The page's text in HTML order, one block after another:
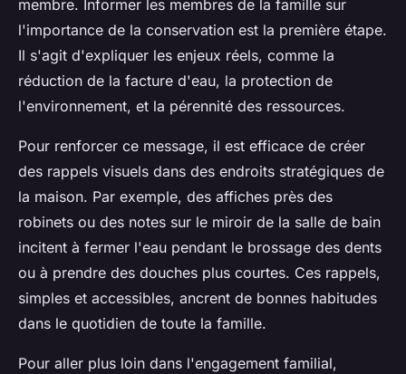
membre. Informer les membres de la famille sur
l'importance de la conservation est la première étape.
Il s'agit d'expliquer les enjeux réels, comme la
réduction de la facture d'eau, la protection de
l'environnement, et la pérennité des ressources.
Pour renforcer ce message, il est efficace de créer
des rappels visuels dans des endroits stratégiques de
la maison. Par exemple, des affiches près des
robinets ou des notes sur le miroir de la salle de bain
incitent à fermer l'eau pendant le brossage des dents
ou à prendre des douches plus courtes. Ces rappels,
simples et accessibles, ancrent de bonnes habitudes
dans le quotidien de toute la famille.
Pour aller plus loin dans l'engagement familial,